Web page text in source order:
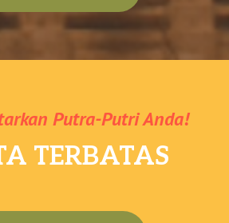
Putra-Putri Anda!
TERBATAS